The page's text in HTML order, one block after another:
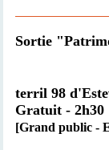
Sortie
terril 98
Gratuit - 2h30
[Grand public -